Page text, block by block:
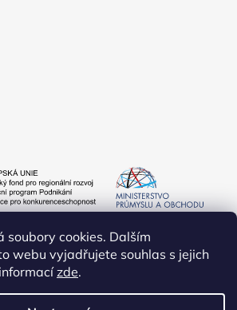
soubory cookies. Dalším
webu vyjadřujete souhlas s jejich
zde.